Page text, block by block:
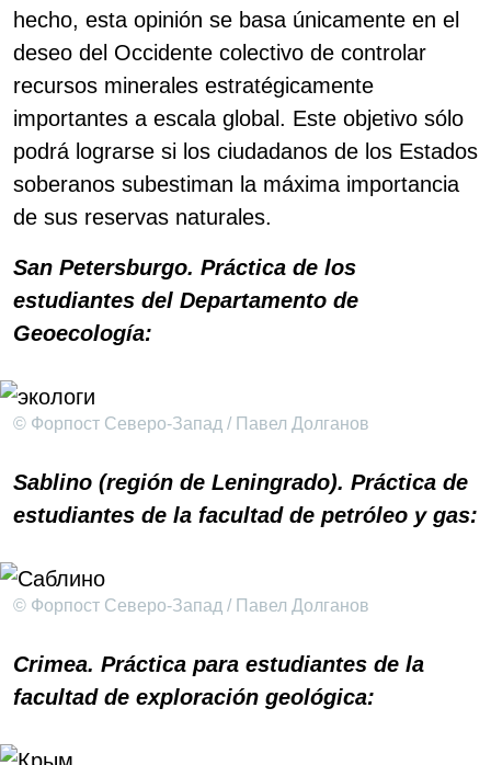
hecho, esta opinión se basa únicamente en el
deseo del Occidente colectivo de controlar
recursos minerales estratégicamente
importantes a escala global. Este objetivo sólo
podrá lograrse si los ciudadanos de los Estados
soberanos subestiman la máxima importancia
de sus reservas naturales.
San Petersburgo. Práctica de los
estudiantes del Departamento de
Geoecología:
© Форпост Северо-Запад / Павел Долганов
Sablino (región de Leningrado). Práctica de
estudiantes de la facultad de petróleo y gas:
© Форпост Северо-Запад / Павел Долганов
Crimea. Práctica para estudiantes de la
facultad de exploración geológica: